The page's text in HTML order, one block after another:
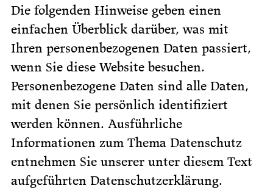
Die folgenden Hinweise geben einen
einfachen Überblick darüber, was mit
Ihren personenbezogenen Daten passiert,
wenn Sie diese Website besuchen.
Personenbezogene Daten sind alle Daten,
mit denen Sie persönlich identifiziert
werden können. Ausführliche
Informationen zum Thema Datenschutz
entnehmen Sie unserer unter diesem Text
aufgeführten Datenschutzerklärung.